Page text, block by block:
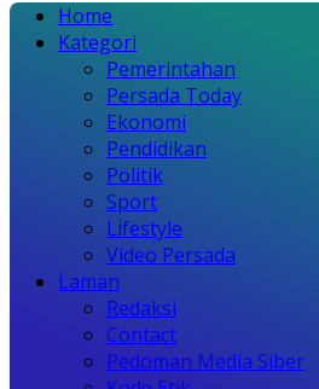
Home
Kategori
Pemerintahan
Persada Today
Ekonomi
Pendidikan
Politik
Sport
Lifestyle
Video Persada
Laman
Redaksi
Contact
Pedoman Media Siber